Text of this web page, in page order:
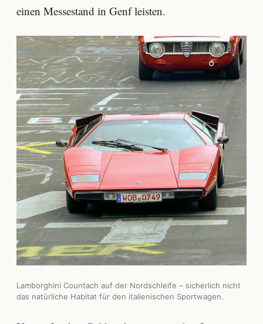
einen Messestand in Genf leisten.
Lamborghini Countach auf der Nordschleife – sicherlich nicht
das natürliche Habitat für den italienischen Sportwagen.